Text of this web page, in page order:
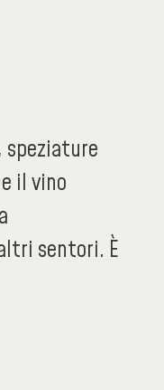
il vino
sentori. È